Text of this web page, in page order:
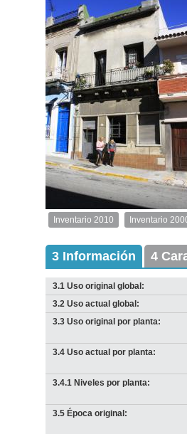
Inventario
Exterior
imagen
original
Inventario 2010
Inventario
3 Información 4
3.1 Uso original global:
3.2 Uso actual global:
3.3 Uso original por planta:
3.4 Uso actual por planta:
3.4.1 Niveles por planta:
3.5 Época original: